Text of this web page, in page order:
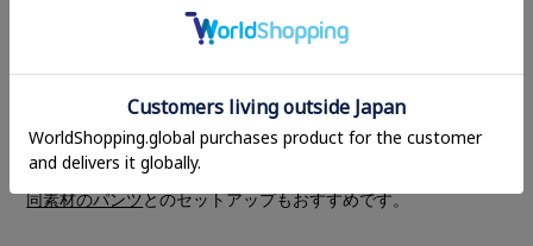
オーバーサイズのシルエットで、タンクトップの上にさらっと
ワイドデニムやスラックスでルーズな印象にも、ナロースカー
トなどすっきりとしたシルエットと合わせてメリハリあるスタ
イリングもおすすめです。
同素材のパンツとのセットアップもおすすめです。